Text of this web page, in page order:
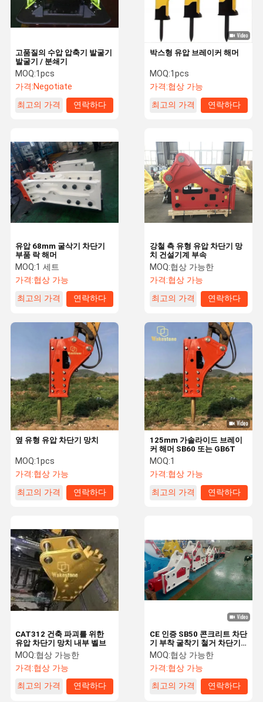
공장 투어 품질 관리 뉴스
사건
인용 을 요청
하십시오
Company
News
유압 차단기 망치
굴삭기 부착
굴삭기 예비 부품
굴삭기 씰 키트
유압 차단기 부품
유압 차단기 망치 끌
발굴기 전기 부품
유압 차단기 피스톤
유압 차단기 씰 키트
박스형 유압 브레이커 해머
MOQ:1pcs
가격:협상 가능
최고의 가격
연락하다
고품질의 수압 압축기 발굴기
발굴기 / 분쇄기
MOQ:1pcs
가격:Negotiate
최고의 가격
연락하다
강철 측 유형 유압 차단기 망
치 건설기계 부속
MOQ:협상 가능한
가격:협상 가능
최고의 가격
연락하다
유압 68mm 굴삭기 차단기
부품 락 해머
MOQ:1 세트
가격:협상 가능
최고의 가격
연락하다
125mm 가솔라이드 브레이
커 해머 SB60 또는 GB6T
MOQ:1
가격:협상 가능
최고의 가격
연락하다
옆 유형 유압 차단기 망치
MOQ:1pcs
가격:협상 가능
최고의 가격
연락하다
CE 인증 SB50 콘크리트 차단
기 부착 굴착기 철거 차단기
망치
MOQ:협상 가능한
가격:협상 가능
최고의 가격
연락하다
CAT312 건축 파괴를 위한
유압 차단기 망치 내부 벨브
MOQ:협상 가능한
가격:협상 가능
최고의 가격
연락하다